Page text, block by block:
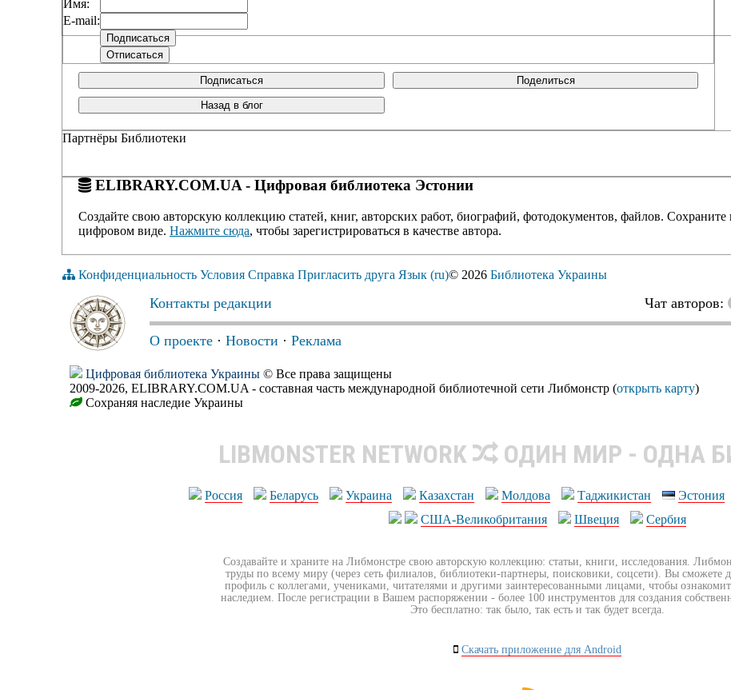
Имя:
E-mail:
Подписаться Поделиться
Назад в блог
Партнёры Библиотеки
ELIBRARY.COM.UA - Цифровая библиотека Эстонии
Создайте свою авторскую коллекцию статей, книг, авторских работ, биографий, фотодокументов, файлов. Сохраните
цифровом виде. Нажмите сюда, чтобы зарегистрироваться в качестве автора.
Конфиденциальность Условия Справка Пригласить друга Язык (ru)© 2026 Библиотека Украины
Контакты редакции Чат авторов:
О проекте · Новости · Реклама
Цифровая библиотека Украины © Все права защищены
2009-2026, ELIBRARY.COM.UA - составная часть международной библиотечной сети Либмонстр (открыть карту)
Сохраняя наследие Украины
LIBMONSTER NETWORK ОДИН МИР - ОДНА
Россия Беларусь Украина Казахстан Молдова Таджикистан Эстония
США-Великобритания
Швеция Сербия
Создавайте и храните на Либмонстре свою авторскую коллекцию: статьи, книги, исследования.
труды по всему миру (через сеть филиалов, библиотеки-партнеры, поисковики, соцсети). Вы сможете
профиль с коллегами, учениками, читателями и другими заинтересованными лицами, чтобы
наследием. После регистрации в Вашем распоряжении - более 100 инструментов для создания
Это бесплатно: так было, так есть и так будет всегда.
Скачать приложение для Android